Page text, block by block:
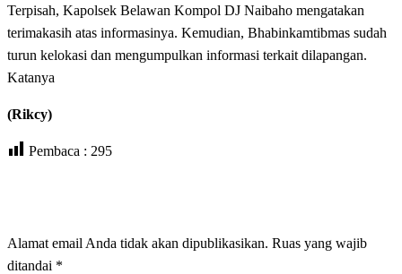
Terpisah, Kapolsek Belawan Kompol DJ Naibaho mengatakan
terimakasih atas informasinya. Kemudian, Bhabinkamtibmas sudah
turun kelokasi dan mengumpulkan informasi terkait dilapangan.
Katanya
(Rikcy)
Pembaca : 295
Alamat email Anda tidak akan dipublikasikan. Ruas yang wajib
ditandai *